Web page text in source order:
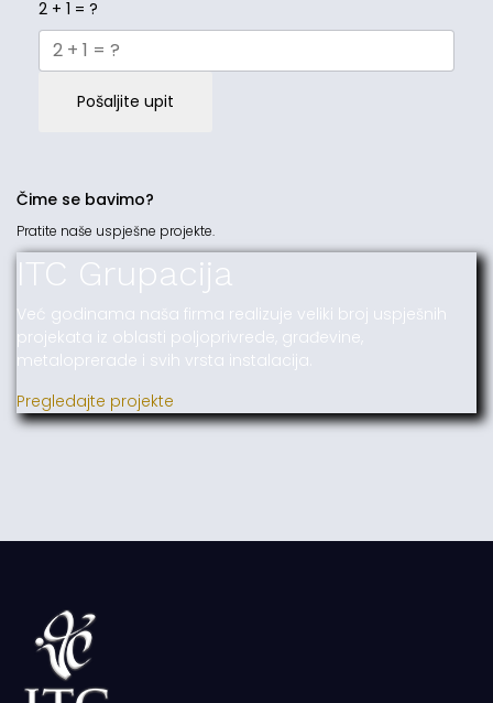
2 + 1 = ?
Pošaljite upit
Čime se bavimo?
Pratite naše uspješne projekte.
ITC Grupacija
Već godinama naša firma realizuje veliki broj uspješnih
projekata iz oblasti poljoprivrede, građevine,
metaloprerade i svih vrsta instalacija.
Pregledajte projekte